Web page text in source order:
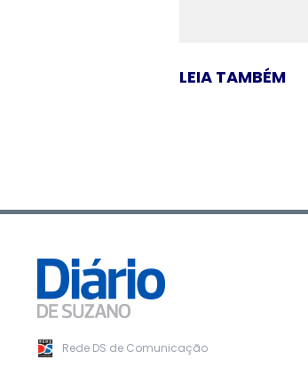
LEIA TAMBÉM
Rede DS de Comunicação